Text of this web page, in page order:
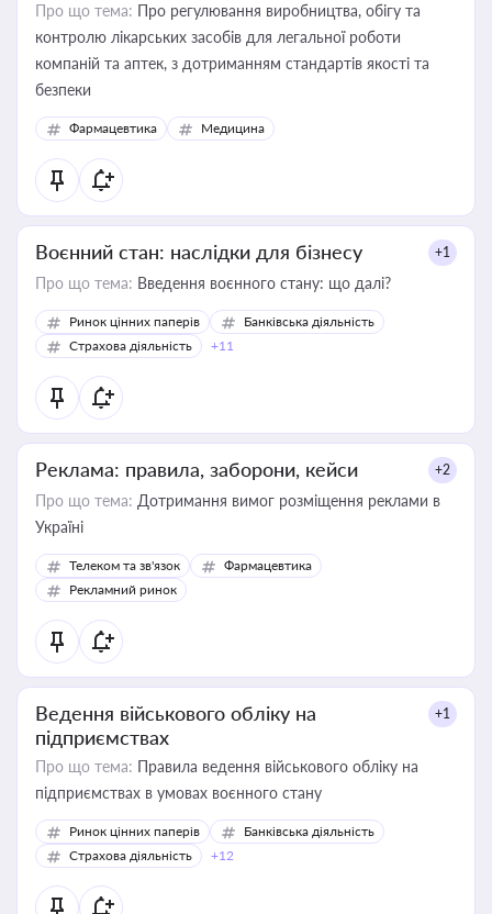
Про що тема: Про регулювання виробництва, обігу та
контролю лікарських засобів для легальної роботи
компаній та аптек, з дотриманням стандартів якості та
безпеки
Фармацевтика Медицина
Воєнний стан: наслідки для бізнесу +1
Про що тема: Введення воєнного стану: що далі?
Ринок цінних паперів
Банківська діяльність
Страхова діяльність
+11
Реклама: правила, заборони, кейси +2
Про що тема: Дотримання вимог розміщення реклами в
Україні
Телеком та зв'язок
Фармацевтика
Рекламний ринок
Ведення військового обліку на
підприємствах
+1
Про що тема: Правила ведення військового обліку на
підприємствах в умовах воєнного стану
Ринок цінних паперів
Банківська діяльність
Страхова діяльність
+12